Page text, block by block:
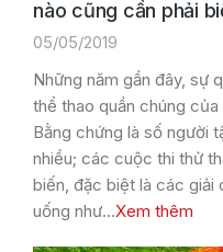
nào cũng cần phải
05/05/2019
Những năm gần đây, sự
thể thao quần chúng
Bằng chứng là số người
nhiều; các cuộc thi thử
biến, đặc biệt là các giải
uống như…Xem thêm